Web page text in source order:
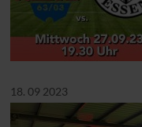
18. 09 2023